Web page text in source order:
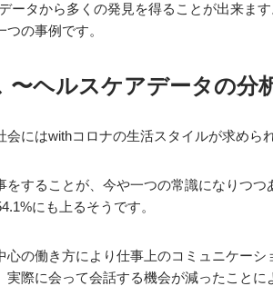
ータから多くの発見を得ることが出来ま
の事例です。
ヘルスケアデータの分
にはwithコロナの生活スタイルが求めら
することが、今や一つの常識になりつつ
にも上るそうです。
の働き方により仕事上のコミュニケー
際に会って会話する機会が減ったこと